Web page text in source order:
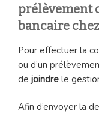
prélèvement
bancaire chez
Pour effectuer la
ou d’un
de joindre le
Afin d’envoyer la